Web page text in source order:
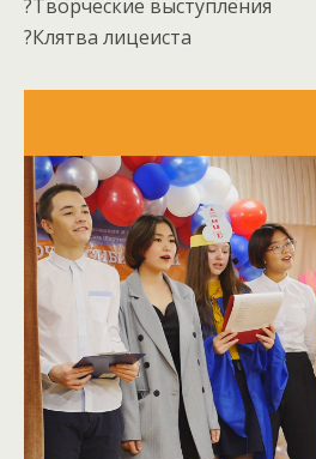
?Творческие выступления
?Клятва лицеиста